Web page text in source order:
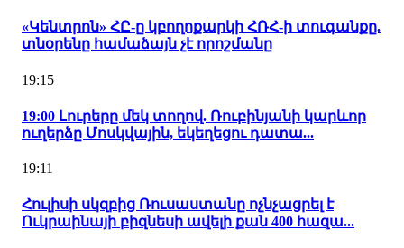
«Կենտրոն» ՀԸ-ը կբողոքարկի ՀՌՀ-ի տուգանքը.
տնօրենը համաձայն չէ որոշմանը
19:15
19:00 Լուրերը մեկ տողով. Ռուբինյանի կարևոր
ուղերձը Մոսկվային, եկեղեցու դատա...
19:11
Հուլիսի սկզբից Ռուսաստանը ոչնչացրել է
Ուկրաինայի բիզնեսի ավելի քան 400 հազա...